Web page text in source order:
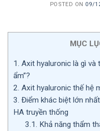
POSTED ON 09/
MỤC
1. Axit hyaluronic là gì và
ẩm”?
2. Axit hyaluronic thế hệ
3. Điểm khác biệt lớn
HA truyền thống
3.1. Khả năng thẩm